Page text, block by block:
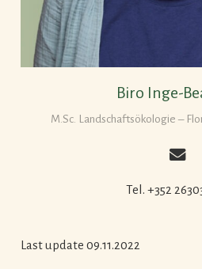
Biro Inge-
M.Sc. Landschaftsökologie –
Tel. +352
Last update 09.11.2022